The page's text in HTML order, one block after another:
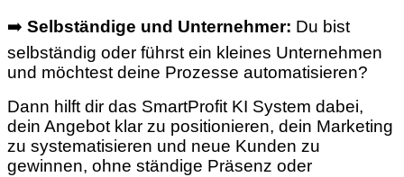
➡️ Selbständige und Unternehmer: Du bist
selbständig oder führst ein kleines Unternehmen
und möchtest deine Prozesse automatisieren?
Dann hilft dir das SmartProfit KI System dabei,
dein Angebot klar zu positionieren, dein Marketing
zu systematisieren und neue Kunden zu
gewinnen, ohne ständige Präsenz oder